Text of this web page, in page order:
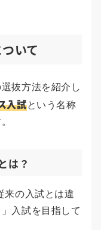
いて
抜方法を紹介し
入試という名称
は？
来の入試とは違
入試を目指して